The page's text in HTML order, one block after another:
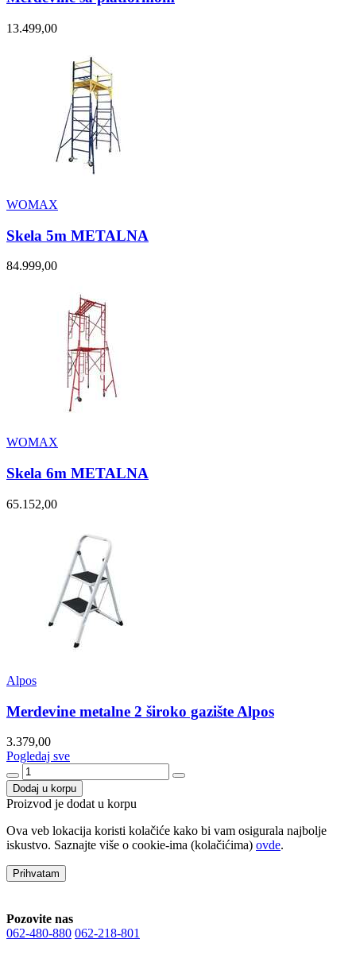
13.499,00
WOMAX
Skela 5m METALNA
84.999,00
WOMAX
Skela 6m METALNA
65.152,00
Alpos
Merdevine metalne 2 široko gazište Alpos
3.379,00
Pogledaj sve
Dodaj u korpu
Proizvod je dodat u korpu
Ova veb lokacija koristi kolačiće kako bi vam osigurala najbolje
iskustvo. Saznajte više o cookie-ima (kolačićima) ovde.
Prihvatam
Pozovite nas
062-480-880 062-218-801